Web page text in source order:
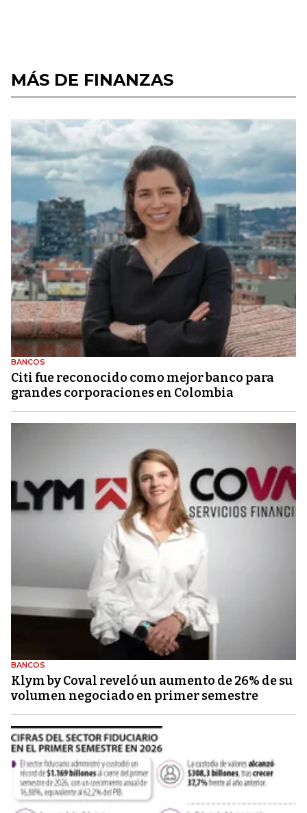
MÁS DE FINANZAS
BANCOS
Citi fue reconocido como mejor banco para
grandes corporaciones en Colombia
BANCOS
Klym by Coval reveló un aumento de 26% de su
volumen negociado en primer semestre